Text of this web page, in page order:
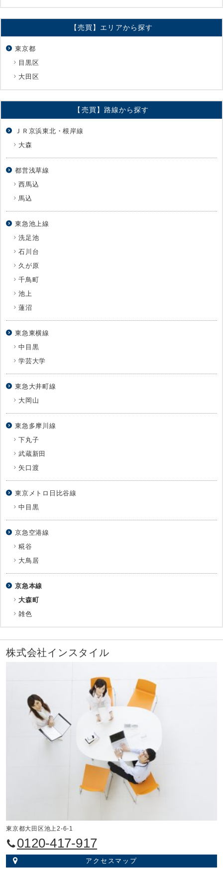
【売買】エリアから探す
東京都
目黒区
大田区
【売買】路線から探す
ＪＲ京浜東北・根岸線
大森
都営浅草線
西馬込
馬込
東急池上線
洗足池
石川台
久が原
千鳥町
池上
蓮沼
東急東横線
中目黒
学芸大学
東急大井町線
大岡山
東急多摩川線
下丸子
武蔵新田
矢口渡
東京メトロ日比谷線
中目黒
京急空港線
糀谷
大鳥居
京急本線
大森町
雑色
株式会社インスタイル
東京都大田区池上2-6-1
0120-417-917
アクセスマップ